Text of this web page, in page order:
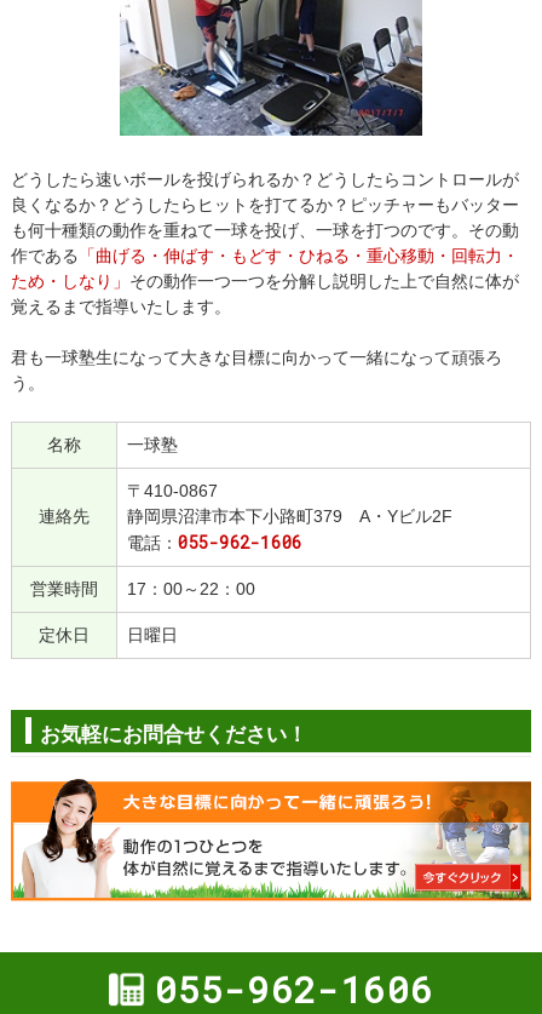
どうしたら速いボールを投げられるか？どうしたらコントロールが
良くなるか？どうしたらヒットを打てるか？ピッチャーもバッター
も何十種類の動作を重ねて一球を投げ、一球を打つのです。その動
作である
「曲げる・伸ばす・もどす・ひねる・重心移動・回転力・
ため・しなり」 その動作一つ一つを分解し説明した上で自然に体が
覚えるまで指導いたします。
君も一球塾生になって大きな目標に向かって一緒になって頑張ろ
う。
名称 一球塾
連絡先
〒410-0867
静岡県沼津市本下小路町379 A・Yビル2F
電話： 055-962-1606
営業時間 17：00～22：00
定休日 日曜日
お気軽にお問合せください！
055-962-1606